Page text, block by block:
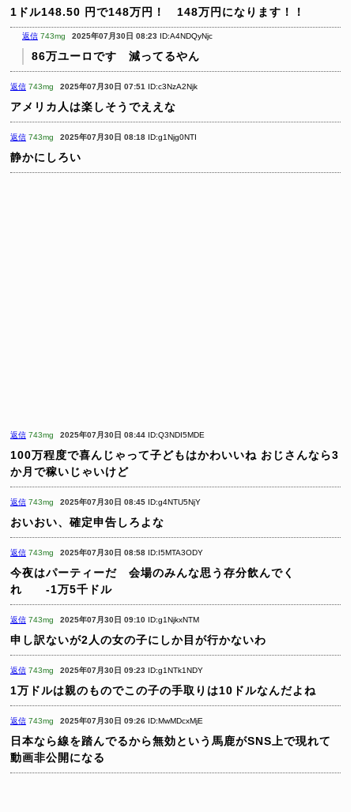
1ドル148.50 円で148万円！ 148万円になります！！
返信 743mg 2025年07月30日 08:23 ID:A4NDQyNjc
86万ユーロです 減ってるやん
返信 743mg 2025年07月30日 07:51 ID:c3NzA2Njk
アメリカ人は楽しそうでええな
返信 743mg 2025年07月30日 08:18 ID:g1Njg0NTI
静かにしろい
返信 743mg 2025年07月30日 08:44 ID:Q3NDI5MDE
100万程度で喜んじゃって子どもはかわいいね おじさんなら3
か月で稼いじゃいけど
返信 743mg 2025年07月30日 08:45 ID:g4NTU5NjY
おいおい、確定申告しろよな
返信 743mg 2025年07月30日 08:58 ID:I5MTA3ODY
今夜はパーティーだ 会場のみんな思う存分飲んでく
れ -1万5千ドル
返信 743mg 2025年07月30日 09:10 ID:g1NjkxNTM
申し訳ないが2人の女の子にしか目が行かないわ
返信 743mg 2025年07月30日 09:23 ID:g1NTk1NDY
1万ドルは親のものでこの子の手取りは10ドルなんだよね
返信 743mg 2025年07月30日 09:26 ID:MwMDcxMjE
日本なら線を踏んでるから無効という馬鹿がSNS上で現れて
動画非公開になる